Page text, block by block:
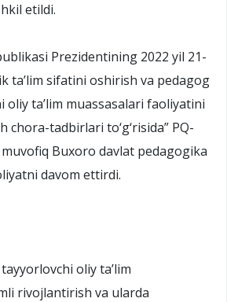
etildi.
Prezidentining 2022 yil 21-
ta’lim sifatini oshirish va pedagog
oliy ta’lim muassasalari faoliyatini
chora-tadbirlari to‘g‘risida” PQ-
Buxoro davlat pedagogika
davom ettirdi.
oliy ta’lim
rivojlantirish va ularda